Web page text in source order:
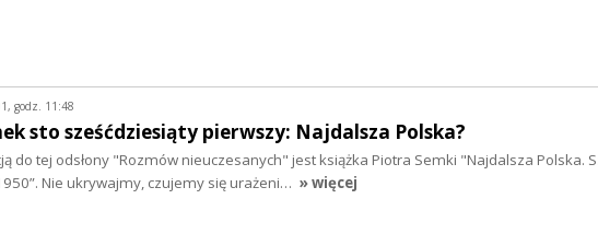
godz. 11:48
sto sześćdziesiąty pierwszy: Najdalsza Polska?
do tej odsłony "Rozmów nieuczesanych" jest książka Piotra Semki "Najdalsza Polska.
Nie ukrywajmy, czujemy się urażeni… » więcej